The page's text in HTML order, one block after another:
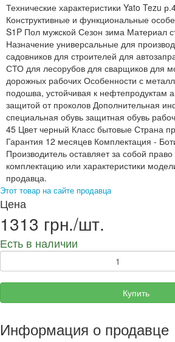
Технические характеристики Yato Tezu
Конструктивные и функциональные
S1P Пол мужской Сезон зима Материал
Назначение универсальные для
садовников для строителей для
СТО для лесорубов для сварщиков для
дорожных рабочих Особенности с
подошва, устойчивая к нефтепродуктам
защитой от проколов Дополнительная
специальная обувь защитная обувь
45 Цвет черный Класс бытовые Страна
Гарантия 12 месяцев Комплектация -
Производитель оставляет за собой
комплектацию или характеристики
продавца.
Этот товар на сайте продавца
Цена
1313 грн./шт.
Есть в наличии
Купить
Информация о продавце